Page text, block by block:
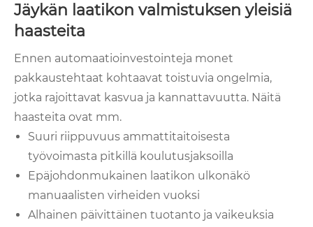
Jäykän laatikon valmistuksen yleisiä
haasteita
Ennen automaatioinvestointeja monet
pakkaustehtaat kohtaavat toistuvia ongelmia,
jotka rajoittavat kasvua ja kannattavuutta. Näitä
haasteita ovat mm.
Suuri riippuvuus ammattitaitoisesta
työvoimasta pitkillä koulutusjaksoilla
Epäjohdonmukainen laatikon ulkonäkö
manuaalisten virheiden vuoksi
Alhainen päivittäinen tuotanto ja vaikeuksia